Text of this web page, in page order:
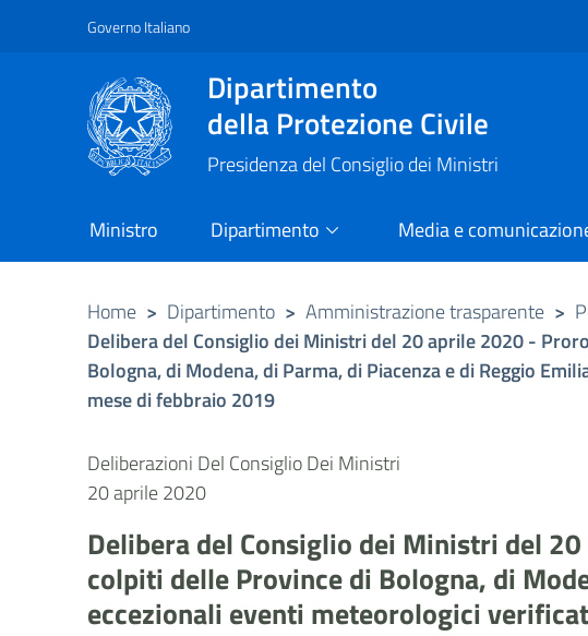
Vai al contenuto principale
Raggiungi il piè di pagina
Governo Italiano
Dipartimento
della Protezione Civile
Presidenza del Consiglio dei Ministri
Ministro Dipartimento Media e
Home > Dipartimento > Amministrazione trasparente >
Delibera del Consiglio dei Ministri del 20 aprile 2020 -
Bologna, di Modena, di Parma, di Piacenza e di Reggio
mese di febbraio 2019
Deliberazioni Del Consiglio Dei Ministri
20 aprile 2020
Delibera del Consiglio dei Ministri del
colpiti delle Province di Bologna, di
eccezionali eventi meteorologici